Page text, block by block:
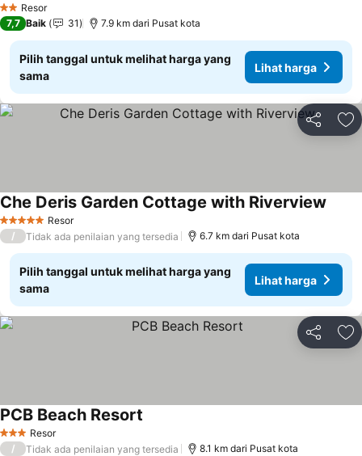
2 Bintang
Resor
7,7 Baik 31 7.9 km dari Pusat kota
Pilih tanggal untuk melihat harga yang
sama
Lihat harga
Bagikan
5 Bintang Resor
Che Deris Garden Cottage with Riverview
/ Tidak ada penilaian yang tersedia 6.7 km dari Pusat kota
Pilih tanggal untuk melihat harga yang
sama
Lihat harga
Bagikan
3 BintangResor
PCB Beach Resort
/ Tidak ada penilaian yang tersedia 8.1 km dari Pusat kota